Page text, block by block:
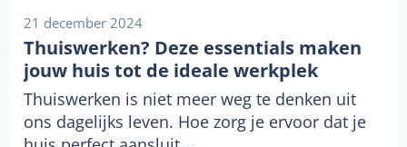
21 december 2024
Thuiswerken? Deze essentials maken
jouw huis tot de ideale werkplek
Thuiswerken is niet meer weg te denken uit
ons dagelijks leven. Hoe zorg je ervoor dat je